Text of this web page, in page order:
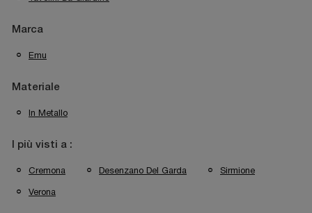
Marca
Emu
Materiale
In Metallo
I più visti a :
Cremona Desenzano Del Garda Sirmione
Verona